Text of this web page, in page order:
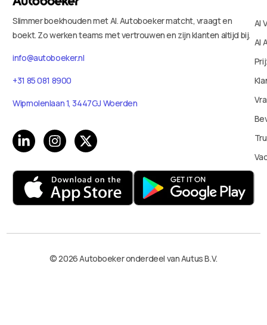
Slimmer boekhouden met AI. Autoboeker matcht, vraagt en
boekt. Zo werken teams met vertrouwen en zijn klanten altijd bij.
info@autoboeker.nl
+31 85 081 8900
Wipmolenlaan 1, 3447GJ Woerden
AI
AI
© 2026 Autoboeker onderdeel van Autus B.V.